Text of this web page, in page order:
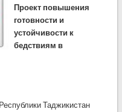
Проект повышения
готовности и
устойчивости к
бедствиям в
Таджикистан